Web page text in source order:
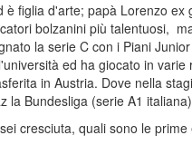
figlia d'arte; papà Lorenzo ex
bolzanini più talentuosi,
la serie C con i Piani
ed ha giocato in
in Austria. Dove nella
la Bundesliga (serie A1
cresciuta, quali sono le prime